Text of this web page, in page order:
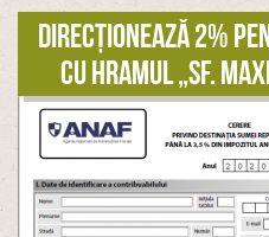
Direcționează 2%
cu hramul „Sf.